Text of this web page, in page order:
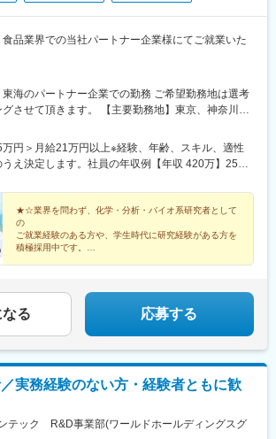
品業界での当社パートナー企業様にてご就業いた
東海のパートナー企業での勤務 ご希望勤務地は選考
させて頂きます。 【主要勤務地】東京、神奈川、
！エリア制度導入／全国でスキルを伸ばしたい方
所で研究をしたい方も、ご希望をお聞かせくださ
万円＞月給21万円以上※経験、年齢、スキル、適性
え決定します。社員の年収例【年収 420万】25歳
歳
★☆業界を問わず、化学・分析・バイオ系研究者として
の
ご就業経験のある方や、学生時代に研究経験がある方を
積極採用中です。
ります。★☆
る 応募する
実務経験のない方・経験者ともに歓
テック R&D事業部(ワールドホールディングスグ